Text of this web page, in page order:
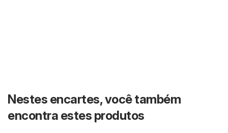
Nestes encartes, você também
encontra estes produtos